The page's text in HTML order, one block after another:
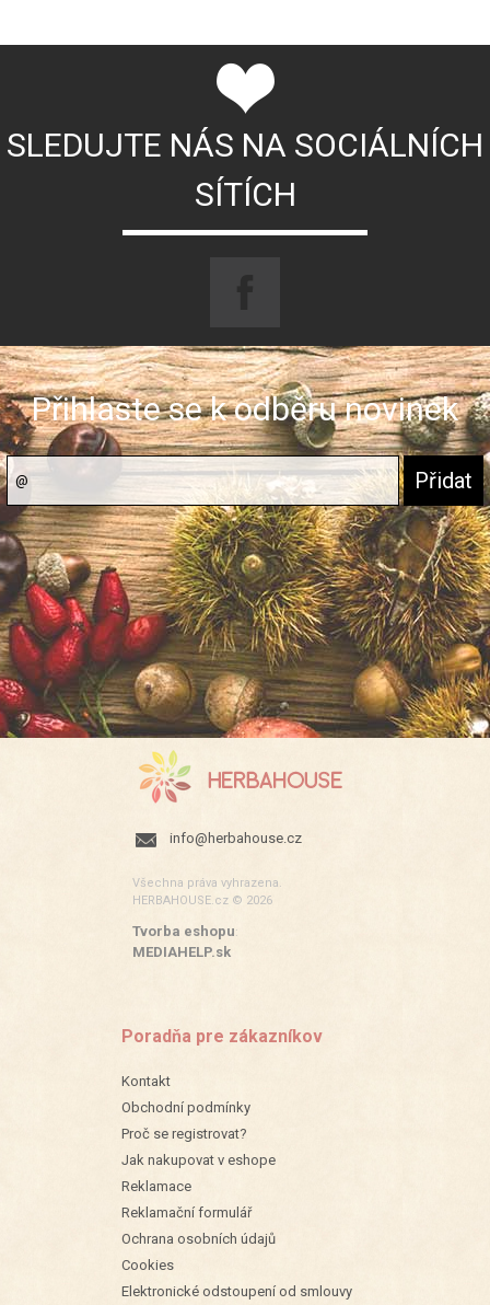
SLEDUJTE NÁS NA SOCIÁLNÍCH
SÍTÍCH
Přihlaste se k odběru novinek
info@herbahouse.cz
Všechna práva vyhrazena.
HERBAHOUSE.cz © 2026
Tvorba eshopu:
MEDIAHELP.sk
Poradňa pre zákazníkov
Kontakt
Obchodní podmínky
Proč se registrovat?
Jak nakupovat v eshope
Reklamace
Reklamační formulář
Ochrana osobních údajů
Cookies
Elektronické odstoupení od smlouvy